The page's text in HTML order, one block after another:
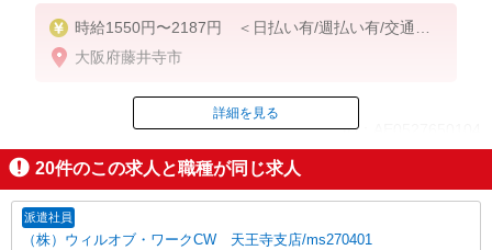
時給1550円〜2187円 ＜日払い有/週払い有/交通費
全支給(ガソリン代含む)＞
大阪府藤井寺市
ID：AE0527650104
掲載期間終了
詳細を見る
20件のこの求人と職種が同じ求人
派遣社員
（株）ウィルオブ・ワークCW 天王寺支店/ms270401